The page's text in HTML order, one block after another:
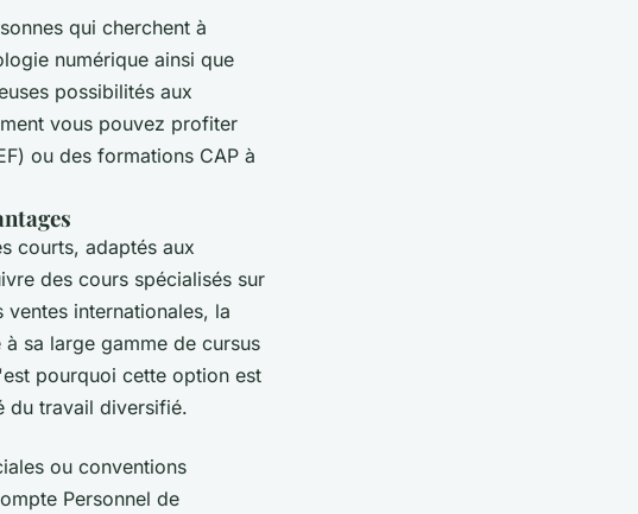
qui cherchent à
numérique ainsi que
possibilités aux
vous pouvez profiter
ou des formations CAP à
courts, adaptés aux
des cours spécialisés sur
internationales, la
sa large gamme de cursus
pourquoi cette option est
du travail diversifié.
ou conventions
Personnel de